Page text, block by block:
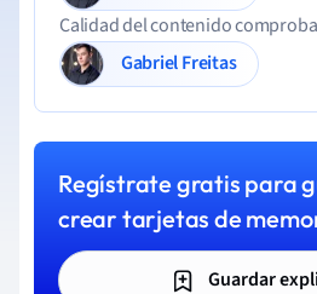
Calidad del contenido
Gabriel Freitas
Regístrate gratis para
crear tarjetas de
Guardar